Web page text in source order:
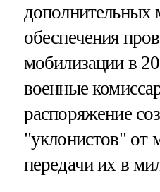
дополнительных
обеспечения
мобилизации в
военные
распоряжение
"уклонистов" от
передачи их в